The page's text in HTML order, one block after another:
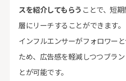
スを紹介してもらう ことで、短
層にリーチすることができます。
インフルエンサーがフォロワー
ため、広告感を軽減しつつブラ
とが可能です。